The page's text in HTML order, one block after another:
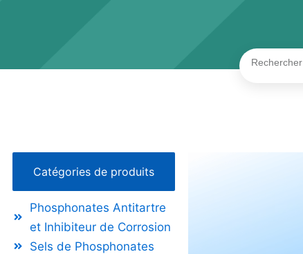
Catégories de produits
Phosphonates Antitartre
et Inhibiteur de Corrosion
Sels de Phosphonates